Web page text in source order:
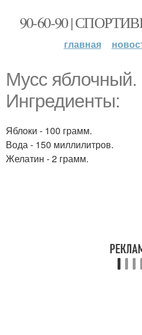
90-60-90 |
главная
Мусс яблочный.
Ингредиенты:
Яблоки - 100 грамм.
Вода - 150 миллилитров.
Желатин - 2 грамм.